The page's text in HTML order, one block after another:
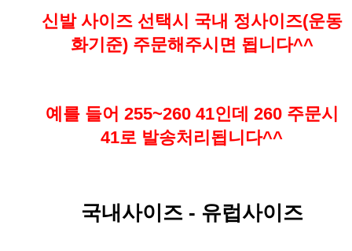
신발 사이즈 선택시 국내 정사이즈(운동
화기준) 주문해주시면 됩니다^^
예를 들어 255~260 41인데 260 주문시
41로 발송처리됩니다^^
국내사이즈 - 유럽사이즈